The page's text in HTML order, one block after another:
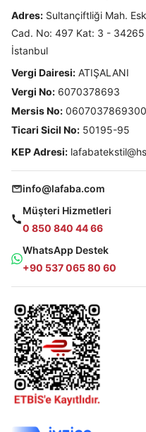
Adres: Sultançiftliği Mah.
Cad. No: 497 Kat: 3 -
İstanbul
Vergi Dairesi: ATIŞALANI
Vergi No: 6070378693
Mersis No:
Ticari Sicil No: 50195-95
KEP Adresi:
info@lafaba.com
Müşteri Hizmetleri
0 850 840 44 66
WhatsApp Destek
+90 537 065 80 60